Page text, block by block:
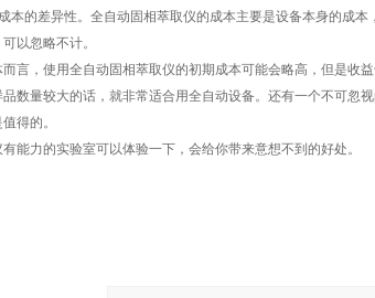
本的差异性。全自动固相萃取仪的成本主要是设备本身的成
以忽略不计。
而言，使用全自动固相萃取仪的初期成本可能会略高，但是收
品数量较大的话，就非常适合用全自动设备。还有一个不可忽
得的。
有能力的实验室可以体验一下，会给你带来意想不到的好处。